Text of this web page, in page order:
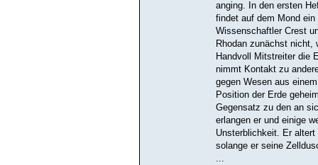
anging. In den ersten
findet auf dem Mond
Wissenschaftler Crest
Rhodan zunächst nicht,
Handvoll Mitstreiter die
nimmt Kontakt zu
gegen Wesen aus
Position der Erde
Gegensatz zu den an
erlangen er und einige
Unsterblichkeit. Er
solange er seine
...